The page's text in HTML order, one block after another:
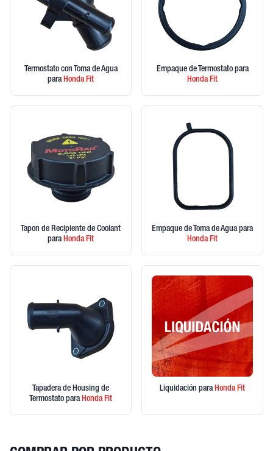
Termostato con Toma de Agua
paraHondaFit
Empaque de Termostato para
HondaFit
Tapon de Recipiente de Coolant
paraHondaFit
Empaque de Toma de Agua para
HondaFit
Tapadera de Housing de
Termostato paraHondaFit
Liquidación paraHondaFit